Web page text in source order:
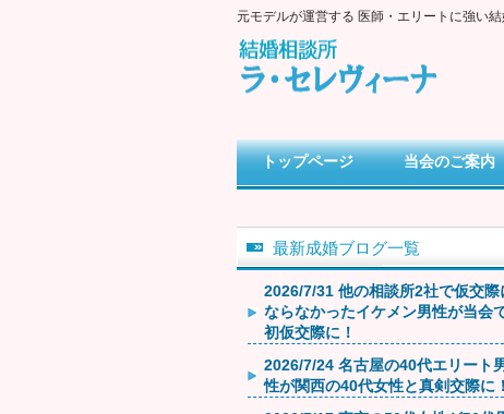
元モデルが運営する 医師・エリートに強い結
トップページ 当会のご案内
最新成婚ブログ一覧
2026/7/31 他の相談所2社で仮交際
ならなかったイケメン男性が当会
初仮交際に！
2026/7/24 名古屋の40代エリート
性が関西の40代女性と真剣交際に！